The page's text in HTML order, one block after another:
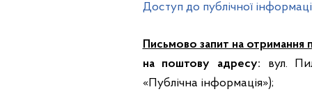
Доступ до публічної
Письмово запит на отримання
на поштову адресу: вул.
«Публічна інформація»);